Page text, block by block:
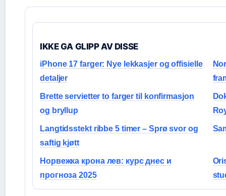
IKKE GA GLIPP AV DISSE
iPhone 17 farger: Nye lekkasjer og offisielle
detaljer
Brette servietter to farger til konfirmasjon
og bryllup
Langtidsstekt ribbe 5 timer – Sprø svor og
saftig kjøtt
Норвежка крона лев: курс днес и
прогноза 2025